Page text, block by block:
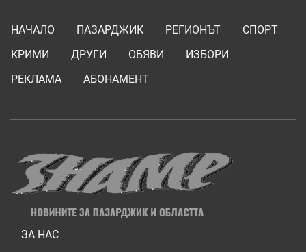
НАЧАЛО ПАЗАРДЖИК РЕГИОНЪТ
СПОРТ
КРИМИ
ДРУГИ ОБЯВИ
ИЗБОРИ
РЕКЛАМА
АБОНАМЕНТ
ЗА НАС